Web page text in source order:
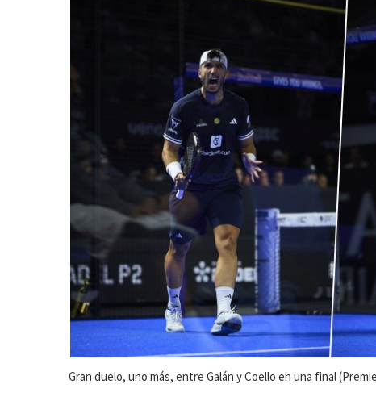
Gran duelo, uno más, entre Galán y Coello en una final